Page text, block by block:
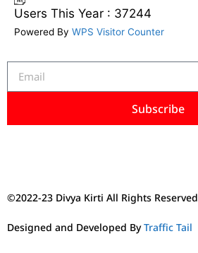
Users This Year : 37244
Powered By WPS Visitor Counter
Subscribe
©2022-23 Divya Kirti All Rights Reserved
Designed and Developed ByTraffic Tail